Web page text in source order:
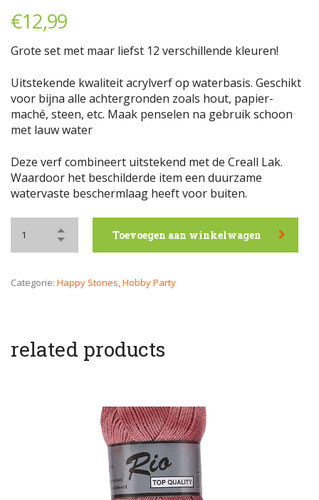
€12,99
Grote set met maar liefst 12 verschillende kleuren!
Uitstekende kwaliteit acrylverf op waterbasis. Geschikt
voor bijna alle achtergronden zoals hout, papier-
maché, steen, etc. Maak penselen na gebruik schoon
met lauw water
Deze verf combineert uitstekend met de Creall Lak.
Waardoor het beschilderde item een duurzame
watervaste beschermlaag heeft voor buiten.
Toevoegen aan winkelwagen
Categorie: Happy Stones,Hobby Party
related products